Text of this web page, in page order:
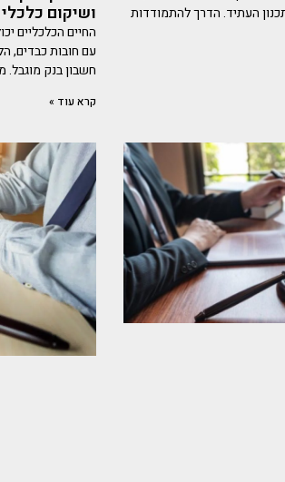
העתיד. הדרך להתמודדות
ושיקום כלכלי
החיים הכלכליים
עם חובות כבדים,
חשבון בנק מוגבל.
קרא עוד »